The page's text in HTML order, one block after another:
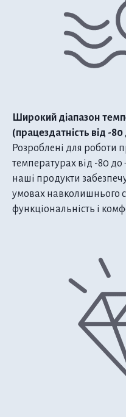
Широкий діапазон
(працездатність від -
Розроблені для роботи
температурах від -80 до
наші продукти
умовах навколишнього
функціональність і